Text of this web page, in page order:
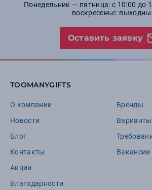
Понедельник — пятница: с 10:00 до
воскресенье:
Оставить заявку
TOOMANYGIFTS
О компании
Новости
Блог
Контакты
Акции
Благодарности
Бренды
Вакансии